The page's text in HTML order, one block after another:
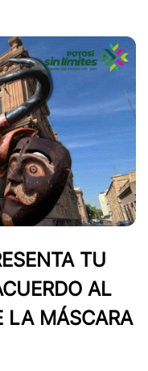
TU
AL
LA MÁSCARA